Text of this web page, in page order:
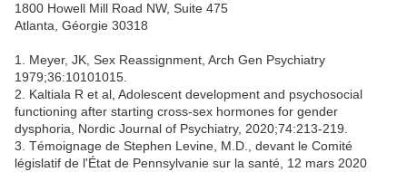
1800 Howell Mill Road NW, Suite 475
Atlanta, Géorgie 30318
1. Meyer, JK, Sex Reassignment, Arch Gen Psychiatry
1979;36:10101015.
2. Kaltiala R et al, Adolescent development and psychosocial
functioning after starting cross-sex hormones for gender
dysphoria, Nordic Journal of Psychiatry, 2020;74:213-219.
3. Témoignage de Stephen Levine, M.D., devant le Comité
législatif de l'État de Pennsylvanie sur la santé, 12 mars 2020